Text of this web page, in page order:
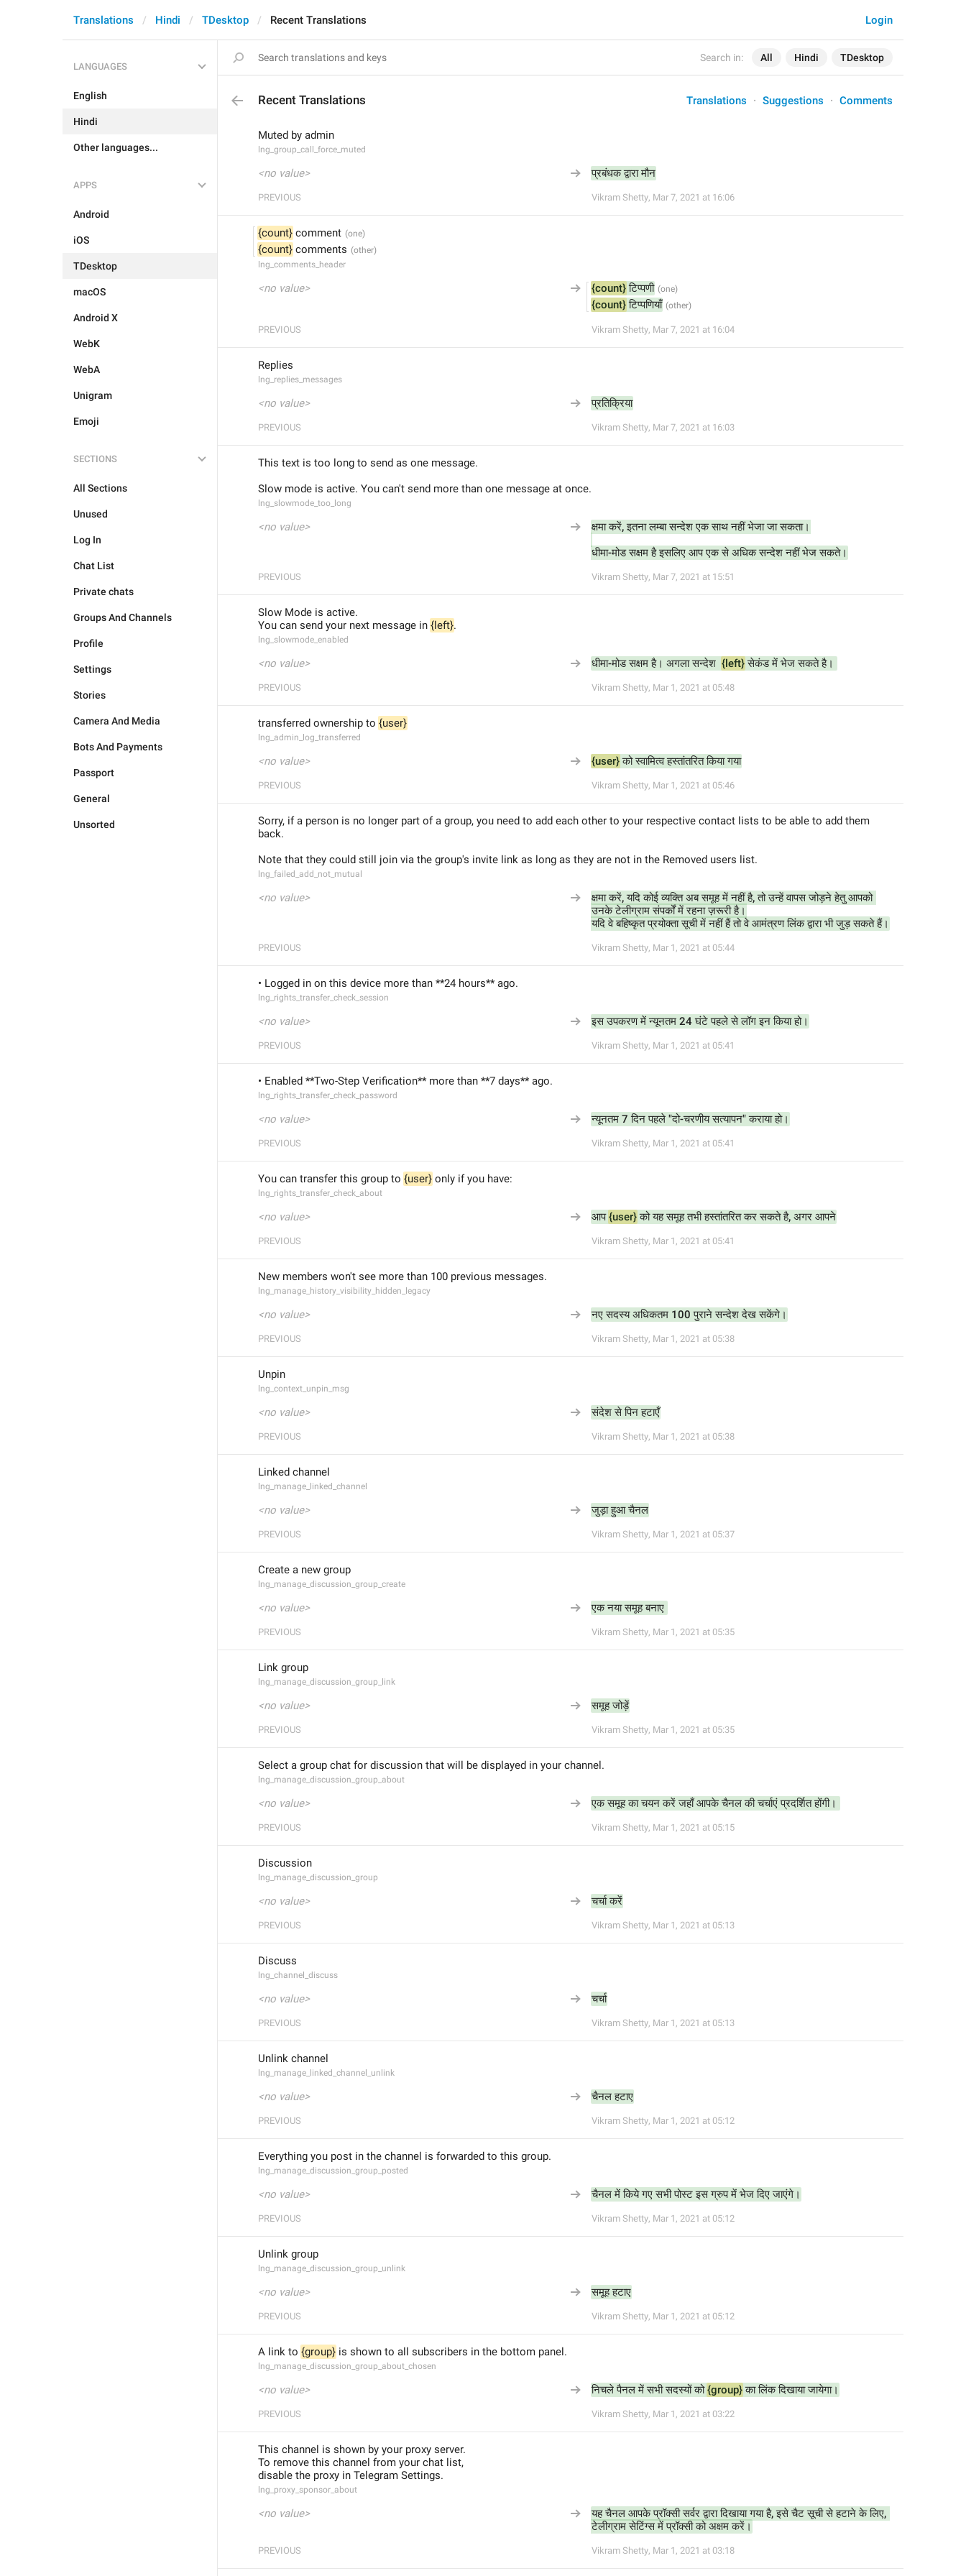
Search in: All Hindi TDesktop
Login
Translations Hindi TDesktop Recent Translations
LANGUAGES
English
Hindi
Other languages...
APPS
Android
iOS
TDesktop
macOS
Android X
WebK
WebA
Unigram
Emoji
SECTIONS
All Sections
Unused
Log In
Chat List
Private chats
Groups And Channels
Profile
Settings
Stories
Camera And Media
Bots And Payments
Passport
General
Unsorted
Recent Translations Translations Suggestions Comments
Muted by admin
lng_group_call_force_muted
<no value> प्रबंधक द्वारा मौन
PREVIOUS Vikram Shetty, Mar 7, 2021 at 16:06
{count} comment
{count} comments
lng_comments_header
<no value> {count} टिप्पणी
{count} टिप्पणियाँ
PREVIOUS Vikram Shetty, Mar 7, 2021 at 16:04
Replies
lng_replies_messages
<no value> प्रतिक्रिया
PREVIOUS Vikram Shetty, Mar 7, 2021 at 16:03
This text is too long to send as one message.
Slow mode is active. You can't send more than one message at once.
lng_slowmode_too_long
<no value>
क्षमा करें, इतना लम्बा सन्देश एक साथ नहीं भेजा जा सकता।
धीमा-मोड सक्षम है इसलिए आप एक से अधिक सन्देश नहीं भेज सकते।
PREVIOUS Vikram Shetty, Mar 7, 2021 at 15:51
Slow Mode is active.
You can send your next message in {left}.
lng_slowmode_enabled
<no value> धीमा-मोड सक्षम है। अगला सन्देश {left} सेकंड में भेज सकते है।
PREVIOUS Vikram Shetty, Mar 1, 2021 at 05:48
transferred ownership to {user}
lng_admin_log_transferred
<no value> {user} को स्वामित्व हस्तांतरित किया गया
PREVIOUS Vikram Shetty, Mar 1, 2021 at 05:46
Sorry, if a person is no longer part of a group, you need to add each other to your respective contact lists to be able to add them
back.
Note that they could still join via the group's invite link as long as they are not in the Removed users list.
lng_failed_add_not_mutual
<no value>
क्षमा करें, यदि कोई व्यक्ति अब समूह में नहीं है, तो उन्हें वापस जोड़ने हेतु आपको
उनके टेलीग्राम संपर्कों में रहना ज़रूरी है।
यदि वे बहिष्कृत प्रयोक्ता सूची में नहीं हैं तो वे आमंत्रण लिंक द्वारा भी जुड़ सकते हैं।
PREVIOUS Vikram Shetty, Mar 1, 2021 at 05:44
• Logged in on this device more than **24 hours** ago.
lng_rights_transfer_check_session
<no value> इस उपकरण में न्यूनतम 24 घंटे पहले से लॉग इन किया हो।
PREVIOUS Vikram Shetty, Mar 1, 2021 at 05:41
• Enabled **Two-Step Verification** more than **7 days** ago.
lng_rights_transfer_check_password
<no value> न्यूनतम 7 दिन पहले "दो-चरणीय सत्यापन" कराया हो।
PREVIOUS Vikram Shetty, Mar 1, 2021 at 05:41
You can transfer this group to {user} only if you have:
lng_rights_transfer_check_about
<no value> आप {user} को यह समूह तभी हस्तांतरित कर सकते है, अगर आपने
PREVIOUS Vikram Shetty, Mar 1, 2021 at 05:41
New members won't see more than 100 previous messages.
lng_manage_history_visibility_hidden_legacy
<no value> नए सदस्य अधिकतम 100 पुराने सन्देश देख सकेंगे।
PREVIOUS Vikram Shetty, Mar 1, 2021 at 05:38
Unpin
lng_context_unpin_msg
<no value> संदेश से पिन हटाएँ
PREVIOUS Vikram Shetty, Mar 1, 2021 at 05:38
Linked channel
lng_manage_linked_channel
<no value> जुड़ा हुआ चैनल
PREVIOUS Vikram Shetty, Mar 1, 2021 at 05:37
Create a new group
lng_manage_discussion_group_create
<no value> एक नया समूह बनाए
PREVIOUS Vikram Shetty, Mar 1, 2021 at 05:35
Link group
lng_manage_discussion_group_link
<no value> समूह जोड़ें
PREVIOUS Vikram Shetty, Mar 1, 2021 at 05:35
Select a group chat for discussion that will be displayed in your channel.
lng_manage_discussion_group_about
<no value> एक समूह का चयन करें जहाँ आपके चैनल की चर्चाएं प्रदर्शित होंगी।
PREVIOUS Vikram Shetty, Mar 1, 2021 at 05:15
Discussion
lng_manage_discussion_group
<no value> चर्चा करें
PREVIOUS Vikram Shetty, Mar 1, 2021 at 05:13
Discuss
lng_channel_discuss
<no value> चर्चा
PREVIOUS Vikram Shetty, Mar 1, 2021 at 05:13
Unlink channel
lng_manage_linked_channel_unlink
<no value> चैनल हटाए
PREVIOUS Vikram Shetty, Mar 1, 2021 at 05:12
Everything you post in the channel is forwarded to this group.
lng_manage_discussion_group_posted
<no value> चैनल में किये गए सभी पोस्ट इस ग्रुप में भेज दिए जाएंगे।
PREVIOUS Vikram Shetty, Mar 1, 2021 at 05:12
Unlink group
lng_manage_discussion_group_unlink
<no value> समूह हटाए
PREVIOUS Vikram Shetty, Mar 1, 2021 at 05:12
A link to {group} is shown to all subscribers in the bottom panel.
lng_manage_discussion_group_about_chosen
<no value> निचले पैनल में सभी सदस्यों को {group} का लिंक दिखाया जायेगा।
PREVIOUS Vikram Shetty, Mar 1, 2021 at 03:22
This channel is shown by your proxy server.
To remove this channel from your chat list,
disable the proxy in Telegram Settings.
lng_proxy_sponsor_about
<no value>
यह चैनल आपके प्रॉक्सी सर्वर द्वारा दिखाया गया है, इसे चैट सूची से हटाने के लिए,
टेलीग्राम सेटिंग्स में प्रॉक्सी को अक्षम करें।
PREVIOUS Vikram Shetty, Mar 1, 2021 at 03:18